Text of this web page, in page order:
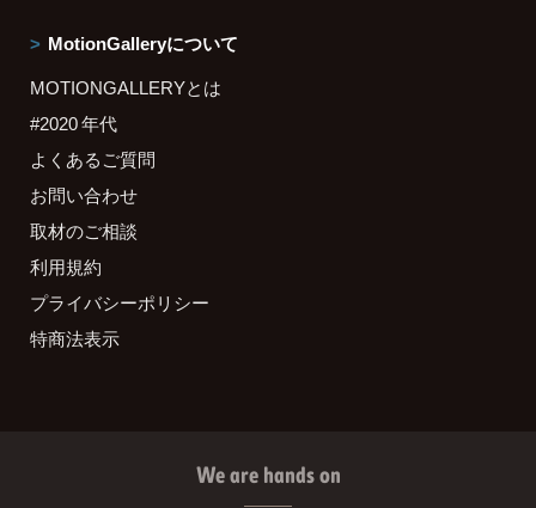
MotionGalleryについて
MOTIONGALLERYとは
#2020 年代
よくあるご質問
お問い合わせ
取材のご相談
利用規約
プライバシーポリシー
特商法表示
We are hands on